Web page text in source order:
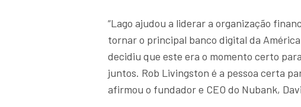
“Lago ajudou a liderar a organização
tornar o principal banco digital da
decidiu que este era o momento certo
juntos. Rob Livingston é a pessoa certa
afirmou o fundador e CEO do Nubank,